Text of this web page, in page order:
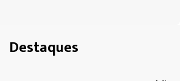
podem variar em até 1%.
com cantos retos e monte, sobre a
Destaques